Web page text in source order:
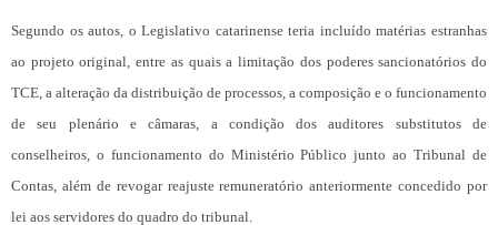
Segundo os autos, o Legislativo catarinense teria incluído matérias estranhas
ao projeto original, entre as quais a limitação dos poderes sancionatórios do
TCE, a alteração da distribuição de processos, a composição e o funcionamento
de seu plenário e câmaras, a condição dos auditores substitutos de
conselheiros, o funcionamento do Ministério Público junto ao Tribunal de
Contas, além de revogar reajuste remuneratório anteriormente concedido por
lei aos servidores do quadro do tribunal.